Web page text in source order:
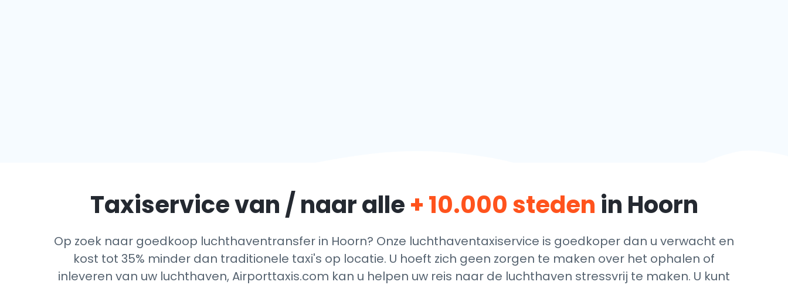
Taxiservice van / naar alle+ 10.000 steden in Hoorn
Op zoek naar goedkoop luchthaventransfer in Hoorn? Onze luchthaventaxiservice is goedkoper dan u verwacht en
kost tot 35% minder dan traditionele taxi's op locatie. U hoeft zich geen zorgen te maken over het ophalen of
inleveren van uw luchthaven, Airporttaxis.com kan u helpen uw reis naar de luchthaven stressvrij te maken. U kunt